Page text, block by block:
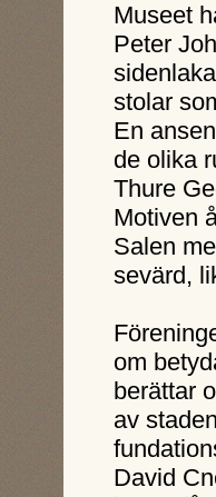
Museet
Peter
stolar
En
de olika
Thure
Motiven
Salen
sevärd,
om
berättar
av
David